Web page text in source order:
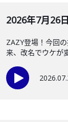
2026年7月26
ZAZY登場！今回
来、改名でウケが